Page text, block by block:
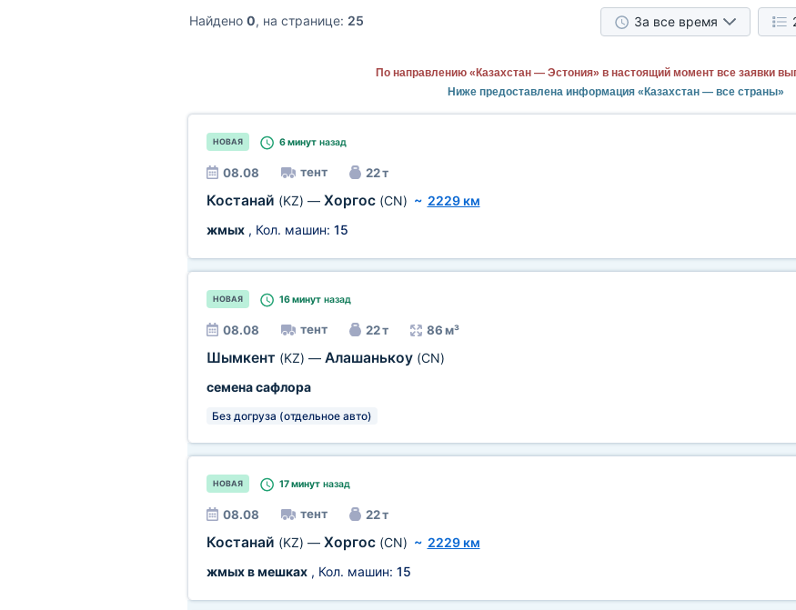
Найдено 0, на странице: 25 За все время
По направлению «Казахстан — Эстония» в настоящий момент все заявки
Ниже предоставлена информация «Казахстан — все страны»
НОВАЯ 6 минутназад
08.08 тент 22 т
Костанай (KZ) — Хоргос (CN) ~ 2229 км
жмых, Кол. машин: 15
НОВАЯ 16 минутназад
08.08 тент 22 т 86 м³
Шымкент (KZ) — Алашанькоу (CN)
семена сафлора
Без догруза (отдельное авто)
НОВАЯ 17 минутназад
08.08 тент 22 т
Костанай (KZ) — Хоргос (CN) ~ 2229 км
жмых в мешках, Кол. машин: 15